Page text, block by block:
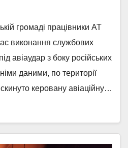
громаді працівники АТ
виконання службових
авіаудар з боку російських
даними, по території
керовану авіаційну…